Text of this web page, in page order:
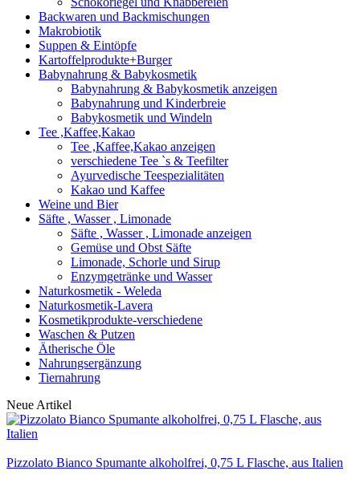
Backwaren und Backmischungen
Makrobiotik
Suppen & Eintöpfe
Kartoffelprodukte+Burger
Babynahrung & Babykosmetik
Babynahrung & Babykosmetik anzeigen
Babynahrung und Kinderbreie
Babykosmetik und Windeln
Tee ,Kaffee,Kakao
Tee ,Kaffee,Kakao anzeigen
verschiedene Tee `s & Teefilter
Ayurvedische Teespezialitäten
Kakao und Kaffee
Weine und Bier
Säfte , Wasser , Limonade
Säfte , Wasser , Limonade anzeigen
Gemüse und Obst Säfte
Limonade, Schorle und Sirup
Enzymgetränke und Wasser
Naturkosmetik - Weleda
Naturkosmetik-Lavera
Kosmetikprodukte-verschiedene
Waschen & Putzen
Ätherische Öle
Nahrungsergänzung
Tiernahrung
Neue Artikel
Pizzolato Bianco Spumante alkoholfrei, 0,75 L Flasche, aus Italien